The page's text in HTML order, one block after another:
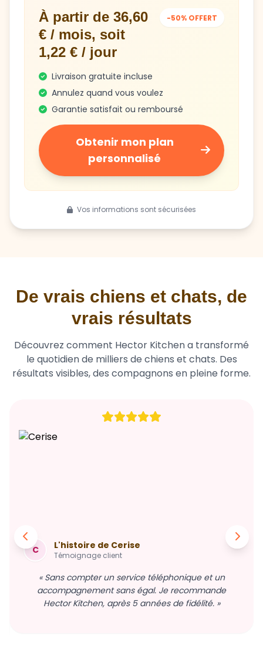
À partir de 36,60
€ / mois, soit
1,22 € / jour
-50% OFFERT
Livraison gratuite incluse
Annulez quand vous voulez
Garantie satisfait ou remboursé
Obtenir mon plan
personnalisé
Vos informations sont sécurisées
De vrais chiens et chats, de
vrais résultats
Découvrez comment Hector Kitchen a transformé
le quotidien de milliers de chiens et chats. Des
résultats visibles, des compagnons en pleine forme.
C L'histoire de Cerise
Témoignage client
« Sans compter un service téléphonique et un
accompagnement sans égal. Je recommande
Hector Kitchen, après 5 années de fidélité. »